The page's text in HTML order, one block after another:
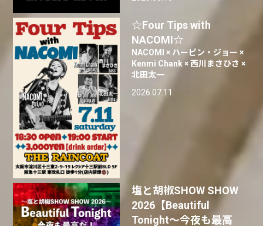
☆Four Tips with
NACOMI☆
NACOMI × ハーピン・ジョー ×
Kenmi Chank × 西川まさひさ ×
北田太一
2026.07.11
塩と胡椒SHOW SHOW
2026【Beautiful
Tonight〜今夜も最高